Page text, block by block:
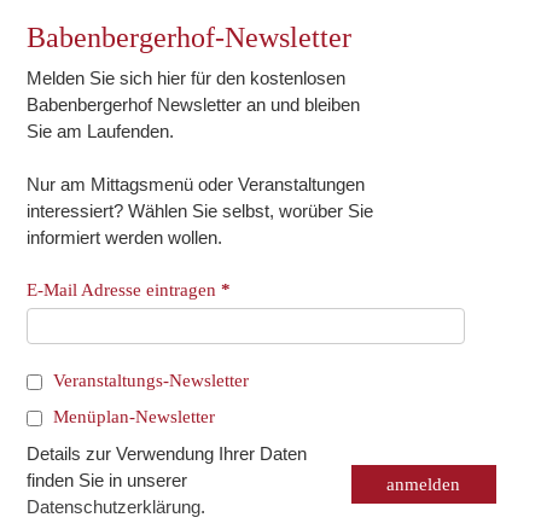
Babenbergerhof-Newsletter
Melden Sie sich hier für den kostenlosen
Babenbergerhof Newsletter an und bleiben
Sie am Laufenden.
Nur am Mittagsmenü oder Veranstaltungen
interessiert? Wählen Sie selbst, worüber Sie
informiert werden wollen.
E-Mail Adresse eintragen*
Veranstaltungs-Newsletter
Menüplan-Newsletter
Details zur Verwendung Ihrer Daten
finden Sie in unserer
Datenschutzerklärung.